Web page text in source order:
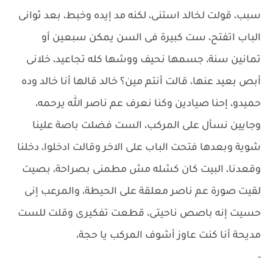
سبب، قولت لخالد استنى، لكنه مد إيده وخبط، بعد ثوانى
الباب اتفتح، ست كبيرة فى السن يمكن سبعين أو
تمانين سنة، جسمها نحيف ووشها كله تجاعيد، خلانى
أبص بعيد عنها، قالت أنتم مين؟ خالد قالها أنا خالد وده
حميدو، إحنا صيادين وكنا نعرف عم ناصر الله يرحمه،
وجايين نسأل على المركب، الست فضلت باصة علينا
شوية وبعدها فتحت الباب على الاخر وقالت ادخلوا، دخلنا
وقعدنا، البيت كان كشله مش مطمنى بصراحة، بصيت
لقيت صورة عم ناصر معلقة على الحيطة، والمرعب إنى
حسيت إنه باصص ناحيتى، قطعت تفكيرى وقلت للست
مديحة أنا كنت عاوز أشوف المركب يا حجة،
-